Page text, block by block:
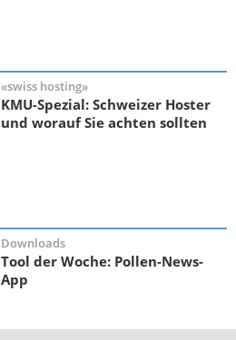
«swiss hosting»
KMU-Spezial: Schweizer Hoster
und worauf Sie achten sollten
Downloads
Tool der Woche: Pollen-News-
App